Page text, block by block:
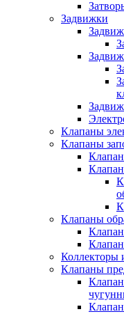
Задвижки
Клапаны
Клапаны
Клапаны
Коллекторы
Клапаны